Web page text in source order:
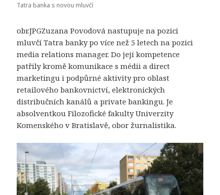
Tatra banka s novou mluvčí
obr.JPGZuzana Povodová nastupuje na pozici
mluvčí Tatra banky po více než 5 letech na pozici
media relations manager.Do její kompetence
patřily kromě komunikace s médii a direct
marketingu i podpůrné aktivity pro oblast
retailového bankovnictví, elektronických
distribučních kanálů a private bankingu.Je
absolventkou Filozofické fakulty Univerzity
Komenského v Bratislavě, obor žurnalistika.